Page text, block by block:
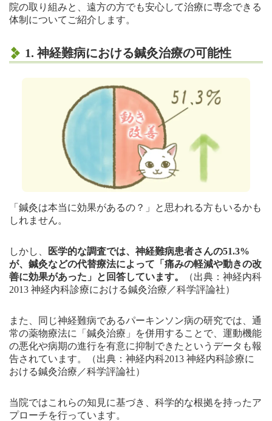
院の取り組みと、遠方の方でも安心して治療に専念できる
体制についてご紹介します。
1. 神経難病における鍼灸治療の可能性
「鍼灸は本当に効果があるの？」と思われる方もいるかも
しれません。
しかし、
医学的な調査では、神経難病患者さんの51.3%
が、鍼灸などの代替療法によって「痛みの軽減や動きの改
善に効果があった」と回答しています。
（出典：神経内科
2013 神経内科診療における鍼灸治療／科学評論社）
また、同じ神経難病であるパーキンソン病の研究では、通
常の薬物療法に「鍼灸治療」を併用することで、運動機能
の悪化や病期の進行を有意に抑制できたというデータも報
告されています。（出典：神経内科2013 神経内科診療に
おける鍼灸治療／科学評論社）
当院ではこれらの知見に基づき、科学的な根拠を持ったア
プローチを行っています。